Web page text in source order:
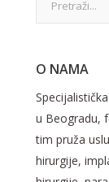
O NAMA
u Beogradu,
tim pruža
hirurgije,